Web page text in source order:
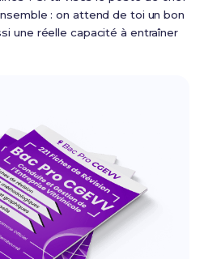
: on attend de toi un bon
une réelle capacité à entraîner